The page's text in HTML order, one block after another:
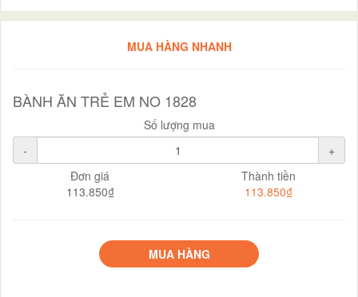
MUA HÀNG NHANH
BÀNH ĂN TRẺ EM NO 1828
Số lượng mua
-
+
Đơn giá
113.850₫
Thành tiền
113.850₫
MUA HÀNG